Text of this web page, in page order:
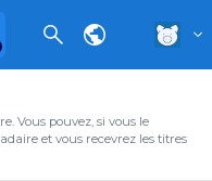
Vous pouvez, si vous le
et vous recevrez les titres